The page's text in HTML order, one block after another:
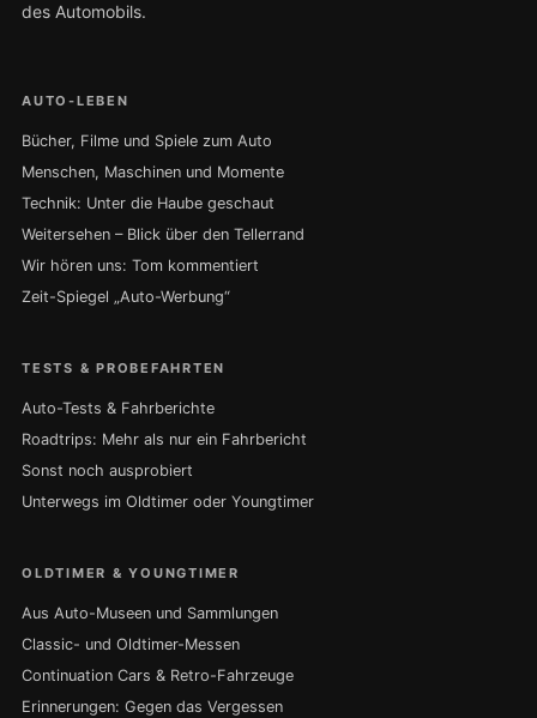
des Automobils.
AUTO-LEBEN
Bücher, Filme und Spiele zum Auto
Menschen, Maschinen und Momente
Technik: Unter die Haube geschaut
Weitersehen – Blick über den Tellerrand
Wir hören uns: Tom kommentiert
Zeit-Spiegel „Auto-Werbung“
TESTS & PROBEFAHRTEN
Auto-Tests & Fahrberichte
Roadtrips: Mehr als nur ein Fahrbericht
Sonst noch ausprobiert
Unterwegs im Oldtimer oder Youngtimer
OLDTIMER & YOUNGTIMER
Aus Auto-Museen und Sammlungen
Classic- und Oldtimer-Messen
Continuation Cars & Retro-Fahrzeuge
Erinnerungen: Gegen das Vergessen